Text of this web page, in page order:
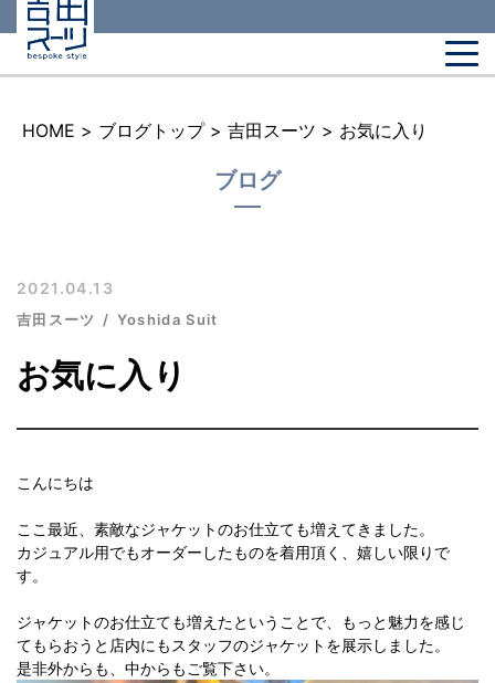
HOME > ブログトップ > 吉田スーツ > お気に入り
ブログ
2021.04.13
吉田スーツ Yoshida Suit
お気に入り
こんにちは
ここ最近、素敵なジャケットのお仕立ても増えてきました。
カジュアル用でもオーダーしたものを着用頂く、嬉しい限りで
す。
ジャケットのお仕立ても増えたということで、もっと魅力を感じ
てもらおうと店内にもスタッフのジャケットを展示しました。
是非外からも、中からもご覧下さい。